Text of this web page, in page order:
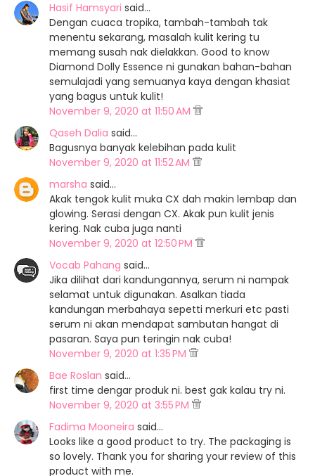
Hasif Hamsyari said…
Dengan cuaca tropika, tambah-tambah tak
menentu sekarang, masalah kulit kering tu
memang susah nak dielakkan. Good to know
Diamond Dolly Essence ni gunakan bahan-bahan
semulajadi yang semuanya kaya dengan khasiat
yang bagus untuk kulit!
November 9, 2020 at 11:50 AM
Qaseh Dalia said…
Bagusnya banyak kelebihan pada kulit
November 9, 2020 at 11:52 AM
marsha said…
Akak tengok kulit muka CX dah makin lembap dan
glowing. Serasi dengan CX. Akak pun kulit jenis
kering. Nak cuba juga nanti
November 9, 2020 at 12:50 PM
Vocab Pahang said…
Jika dilihat dari kandungannya, serum ni nampak
selamat untuk digunakan. Asalkan tiada
kandungan merbahaya sepetti merkuri etc pasti
serum ni akan mendapat sambutan hangat di
pasaran. Saya pun teringin nak cuba!
November 9, 2020 at 1:35 PM
Bae Roslan said…
first time dengar produk ni. best gak kalau try ni.
November 9, 2020 at 3:55 PM
Fadima Mooneira said…
Looks like a good product to try. The packaging is
so lovely. Thank you for sharing your review of this
product with me.